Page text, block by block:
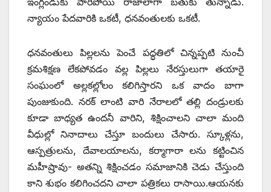
న్యాయం పేదవారికి ఒకటీ, ధనవంతులకు ఒకటీ.
ధనవంతులు పిల్లలను పెంచే పద్ధతిలో చిన్నప్పటి నుంచీ
క్రమశిక్షణ లేకపోవడం వల్ల పిల్లలు నేరస్తులుగా తయారై
సంఘంలో అల్లకల్లోలం కలిగిస్తారని ఒక వాదం బాగా
పుంజుకుంది. నరక్‌ లాంటి వారి నేరాలలో తల్లి దండ్రులకు
కూడా బాధ్యత ఉందనీ వారిని, శిక్షించాలని చాలా మంది
వీధుల్లో నినాదాలు చేస్తూ బందులు చేసారు. స్కూళ్లను,
ఆస్పత్రులను, దేవాలయాలను, కర్మాగారా లను కట్టించిన
మహీష్రావు- అతన్ని శిక్షించడం సమాజానికి చెడు చేస్తుంది
కాని శుభం కలిగించదని చాలా పత్రికలు రాసాయి.ఆయనకు